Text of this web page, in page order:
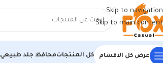
Skip to navigation
Skip to main content
عرض كل الاقسام كل المنتجاتمحافظ جلد طبيعي